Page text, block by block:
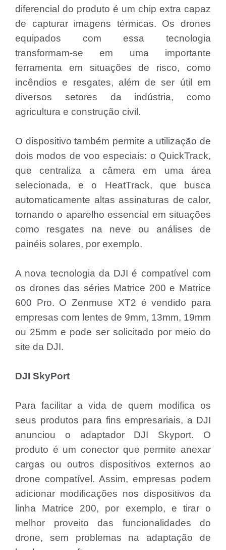
diferencial do produto é um chip extra capaz
de capturar imagens térmicas. Os drones
equipados com essa tecnologia
transformam-se em uma importante
ferramenta em situações de risco, como
incêndios e resgates, além de ser útil em
diversos setores da indústria, como
agricultura e construção civil.
O dispositivo também permite a utilização de
dois modos de voo especiais: o QuickTrack,
que centraliza a câmera em uma área
selecionada, e o HeatTrack, que busca
automaticamente altas assinaturas de calor,
tornando o aparelho essencial em situações
como resgates na neve ou análises de
painéis solares, por exemplo.
A nova tecnologia da DJI é compatível com
os drones das séries Matrice 200 e Matrice
600 Pro. O Zenmuse XT2 é vendido para
empresas com lentes de 9mm, 13mm, 19mm
ou 25mm e pode ser solicitado por meio do
site da DJI.
DJI SkyPort
Para facilitar a vida de quem modifica os
seus produtos para fins empresariais, a DJI
anunciou o adaptador DJI Skyport. O
produto é um conector que permite anexar
cargas ou outros dispositivos externos ao
drone compatível. Assim, empresas podem
adicionar modificações nos dispositivos da
linha Matrice 200, por exemplo, e tirar o
melhor proveito das funcionalidades do
drone, sem problemas na adaptação de